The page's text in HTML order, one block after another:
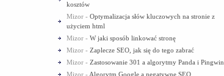
kosztów
Mizor- Optymalizacja słów kluczowych na stronie z
użyciem html
Mizor- W jaki sposób linkować stronę
Mizor- Zaplecze SEO, jak się do tego zabrać
Mizor- Zastosowanie 301 a algorytmy Panda i Pingwin
Mizor- Algorytm Google a negatywne SEO